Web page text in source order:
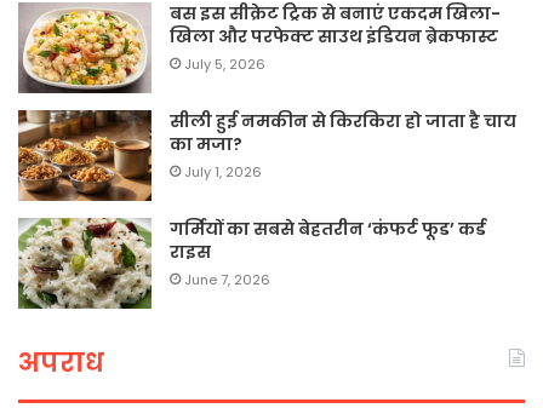
बस इस सीक्रेट ट्रिक से बनाएं एकदम खिला-
खिला और परफेक्ट साउथ इंडियन ब्रेकफास्ट
July 5, 2026
सीली हुई नमकीन से किरकिरा हो जाता है चाय
का मजा?
July 1, 2026
गर्मियों का सबसे बेहतरीन ‘कंफर्ट फूड’ कर्ड
राइस
June 7, 2026
अपराध